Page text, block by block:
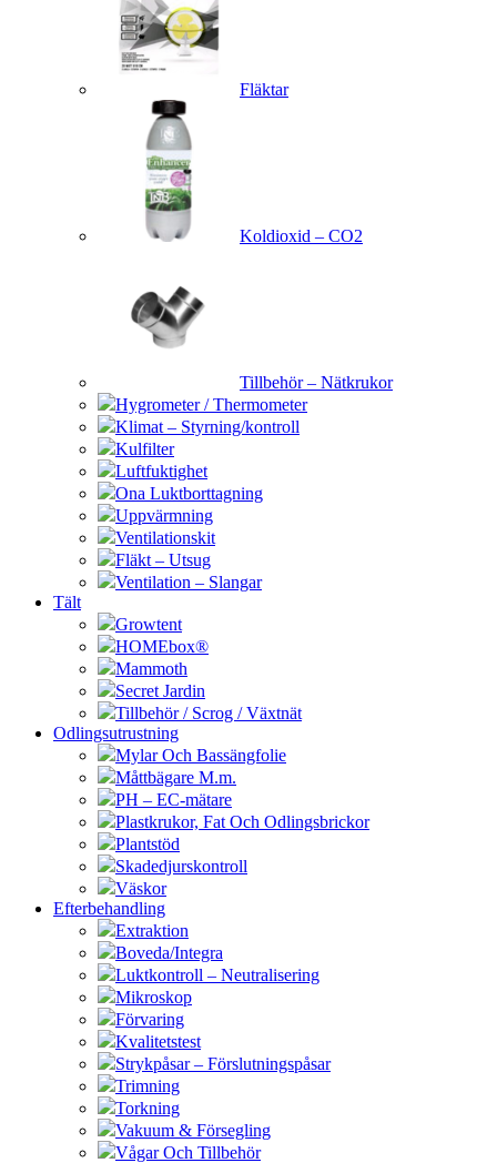
Fläktar
Koldioxid – CO2
Tillbehör – Nätkrukor
Hygrometer / Thermometer
Klimat – Styrning/kontroll
Kulfilter
Luftfuktighet
Ona Luktborttagning
Uppvärmning
Ventilationskit
Fläkt – Utsug
Ventilation – Slangar
Tält
Growtent
HOMEbox®
Mammoth
Secret Jardin
Tillbehör / Scrog / Växtnät
Odlingsutrustning
Mylar Och Bassängfolie
Måttbägare M.m.
PH – EC-mätare
Plastkrukor, Fat Och Odlingsbrickor
Plantstöd
Skadedjurskontroll
Väskor
Efterbehandling
Extraktion
Boveda/Integra
Luktkontroll – Neutralisering
Mikroskop
Förvaring
Kvalitetstest
Strykpåsar – Förslutningspåsar
Trimning
Torkning
Vakuum & Försegling
Vågar Och Tillbehör